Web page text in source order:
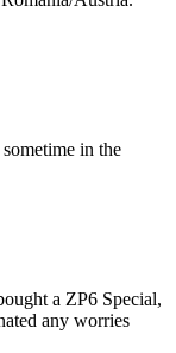
in the
a ZP6 Special,
any worries